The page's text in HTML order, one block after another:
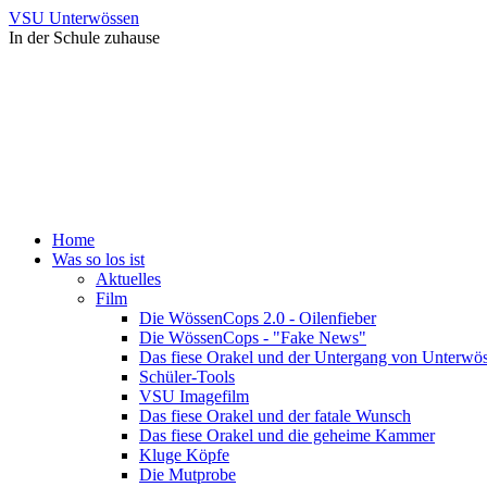
VSU Unterwössen
In der Schule zuhause
Home
Was so los ist
Aktuelles
Film
Die WössenCops 2.0 - Oilenfieber
Die WössenCops - "Fake News"
Das fiese Orakel und der Untergang von
Schüler-Tools
VSU Imagefilm
Das fiese Orakel und der fatale Wunsch
Das fiese Orakel und die geheime Kammer
Kluge Köpfe
Die Mutprobe